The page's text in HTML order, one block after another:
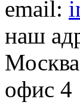
email:
наш
Москва
офис 4